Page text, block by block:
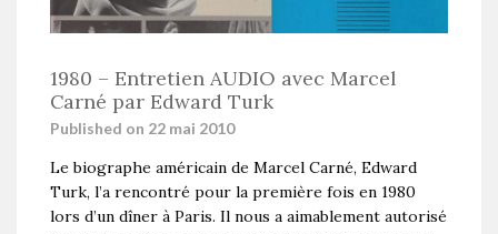
1980 – Entretien AUDIO avec Marcel
Carné par Edward Turk
Published on 22 mai 2010
Le biographe américain de Marcel Carné, Edward
Turk, l’a rencontré pour la première fois en 1980
lors d’un dîner à Paris. Il nous a aimablement autorisé